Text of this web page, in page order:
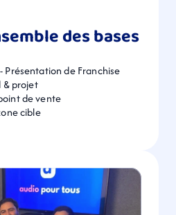
des bases
Présentation de Franchise
& projet
de vente
cible